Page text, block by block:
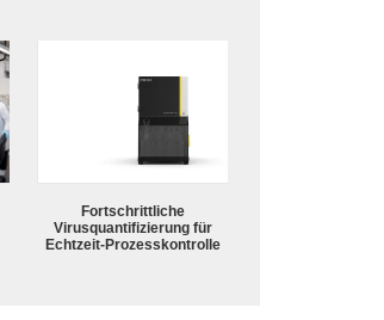
Fortschrittliche
Virusquantifizierung für
Echtzeit-Prozesskontrolle